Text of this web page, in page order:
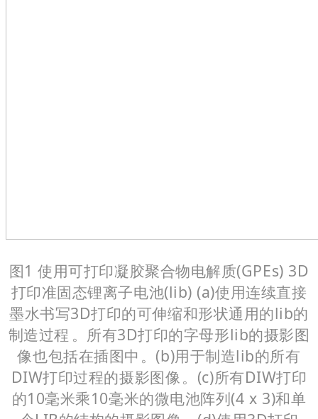
图1 使用可打印凝胶聚合物电解质(GPEs) 3D
打印准固态锂离子电池(lib) (a)使用连续直接
墨水书写3D打印的可伸缩和形状通用的lib的
制造过程。所有3D打印的字母形lib的摄影图
像也包括在插图中。(b)用于制造lib的所有
DIW打印过程的摄影图像。(c)所有DIW打印
的10毫米乘10毫米的微电池阵列(4 x 3)和单